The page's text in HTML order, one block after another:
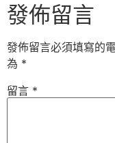
發佈留言
發佈留言必須填寫的
為 *
留言 *